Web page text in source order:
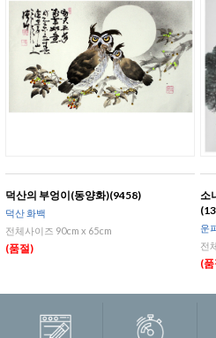
덕산의 부엉이(동양화)(9458)
덕산 화백
전체사이즈 90cm x 65cm
(품절)
소
운
전
(